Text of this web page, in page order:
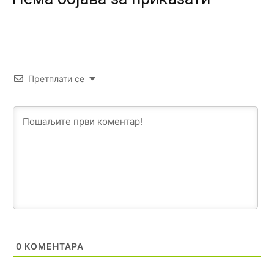
Претплати се
0 КОМЕНТАРА
Анонимно2807895
Dobro zboris 791,ovaj721 dok nije bilo interneta,samo
genocidna tvorevina pravi smetnju a recimo Srbija je
davnopriznala.Nasvakom proizvodu iz Srbije stoji -